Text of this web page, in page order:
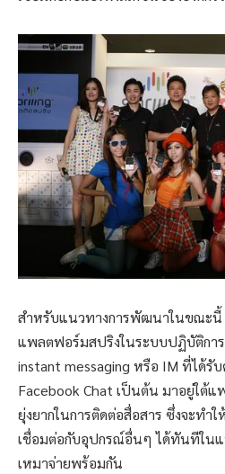
สำหรับแนวทางการพัฒนาในขณะนี้
แพลตฟอร์มสปริงในระบบปฏิบัติกา
instant messaging หรือ IM ที่ได้รั
Facebook Chat เป็นต้น มาอยู่ใต้
ยุ่งยากในการติดต่อสื่อสาร ซึ่งจะทำ
เชื่อมต่อกับอุปกรณ์อื่นๆ ได้ทันทีใน
เหมาจ่ายพร้อมกัน